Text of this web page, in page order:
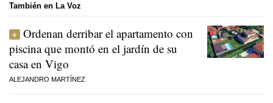
También en La Voz
Ordenan derribar el apartamento con
piscina que montó en el jardín de su
casa en Vigo
ALEJANDRO MARTÍNEZ